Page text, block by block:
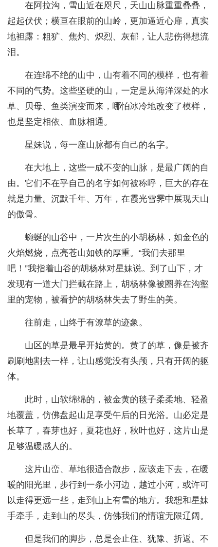
在阿拉沟，雪山近在咫尺，天山山脉重重叠叠，
起起伏伏；横亘在眼前的山岭，更加逼近心扉，真实
地袒露：粗犷、焦灼、炽烈、灰郁，让人悲伤得想流
泪。
在连绵不绝的山中，山有着不同的模样，也有着
不同的气势。这些坚硬的山，一定是从海洋深处的水
草、贝母、鱼类演变而来，哪怕冰冷地改变了模样，
也是坚定相依、血脉相通。
星妹说，每一座山脉都有自己的名字。
在大地上，这些一成不变的山脉，是最广阔的自
由。它们不在乎自己的名字如何被称呼，巨大的存在
就是力量。沉默千年、万年，在霞光雪霁中展现天山
的傲骨。
蜿蜒的山谷中，一片次生的小胡杨林，如金色的
火焰燃烧，点亮苍山如铁的厚重。“我们去那里
吧！”我指着山谷的胡杨林对星妹说。到了山下，才
发现有一道大门拦截在路上，胡杨林像被圈养在沟壑
里的宠物，被看护的胡杨林失去了野生的美。
往前走，山终于有潦草的迹象。
山区的草是最早开始黄的。黄了的草，像是被齐
刷刷地割去一样，让山感觉没有头颅，只有开阔的躯
体。
此时，山软绵绵的，被金黄的毯子柔柔地、轻盈
地覆盖，仿佛盘起山足享受午后的日光浴。山必定是
长草了，春芽也好，夏花也好，秋叶也好，这片山是
足够温暖感人的。
这片山峦、草地很适合散步，应该走下去，在暖
暖的阳光里，步行到一条小河边，越过小河，或许可
以走得更远一些，走到山上有雪的地方。我想和星妹
手牵手，走到山的尽头，仿佛我们的情谊无限辽阔。
但是我们的脚步，总是会止住、犹豫、折返。不